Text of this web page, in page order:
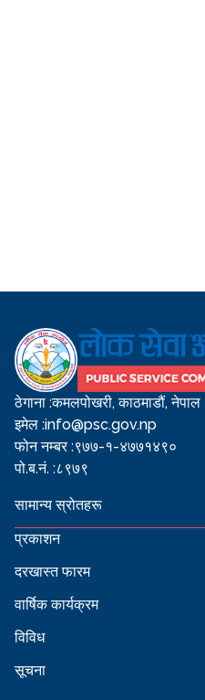
ठेगाना :कमलपोखरी, काठमाडौं, नेपाल
इमेल :info@psc.gov.np
फोन नम्बर :९७७-१-४७७१४९०
पो.ब.नं. :८९७९
सामान्य स्रोतहरू
प्रकाशन
दरखास्त फारम
वार्षिक कार्यक्रम
विविध
सूचना